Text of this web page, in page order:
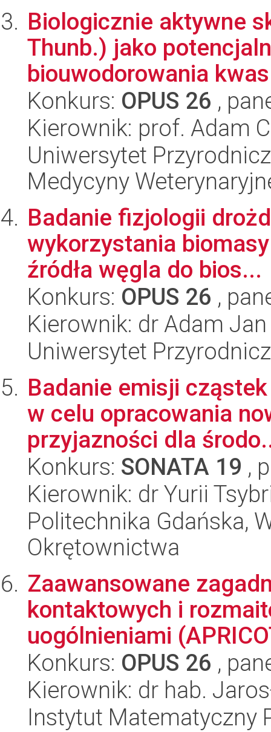
Biologicznie aktywne
Thunb.) jako
biouwodorowania
Konkurs: OPUS 26 ,
Kierownik: prof. Adam
Uniwersytet
Medycyny
Badanie fizjologii
wykorzystania
źródła węgla do bios...
Konkurs: OPUS 26 ,
Kierownik: dr Adam
Uniwersytet
Badanie emisji
w celu opracowania
przyjazności dla
Konkurs: SONATA 19 ,
Kierownik: dr Yurii
Politechnika Gdańska,
Okrętownictwa
Zaawansowane
kontaktowych i
uogólnieniami
Konkurs: OPUS 26 ,
Kierownik: dr hab.
Instytut Matematyczny